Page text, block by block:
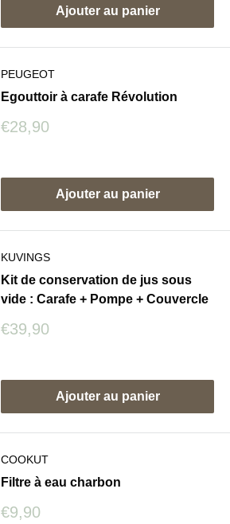
Ajouter au panier
PEUGEOT
Egouttoir à carafe Révolution
Prix
€28,90
Ajouter au panier
KUVINGS
Kit de conservation de jus sous
vide : Carafe + Pompe + Couvercle
Prix
€39,90
Ajouter au panier
COOKUT
Filtre à eau charbon
Prix
€9,90